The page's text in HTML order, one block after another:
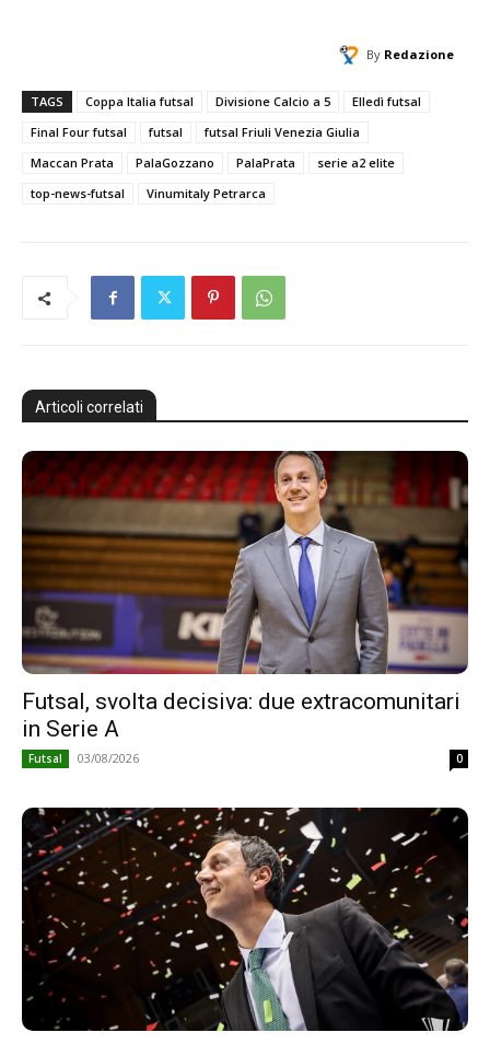
By Redazione
TAGS Coppa Italia futsal Divisione Calcio a 5
Elledì futsal
Final Four futsal
futsal
futsal Friuli Venezia Giulia
Maccan Prata
PalaGozzano PalaPrata
serie a2 elite
top-news-futsal
Vinumitaly Petrarca
Articoli correlati
Futsal, svolta decisiva: due extracomunitari
in Serie A
Futsal 03/08/2026 0